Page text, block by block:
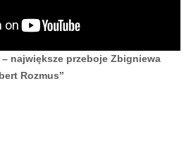
największe przeboje Zbigniewa
Rozmus”